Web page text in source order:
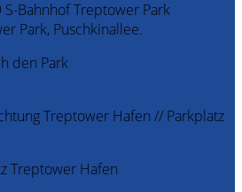
S-Bahnhof Treptower Park
Park, Puschkinallee.
den Park
Treptower Hafen // Parkplatz
Treptower Hafen